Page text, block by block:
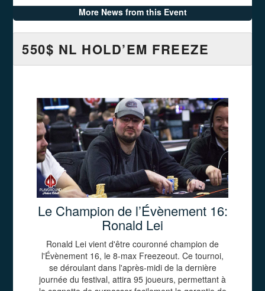
More News from this Event
550$ NL HOLD’EM FREEZE
Le Champion de l’Évènement 16:
Ronald Lei
Ronald Lei vient d'être couronné champion de
l'Évènement 16, le 8-max Freezeout. Ce tournoi,
se déroulant dans l'après-midi de la dernière
journée du festival, attira 95 joueurs, permettant à